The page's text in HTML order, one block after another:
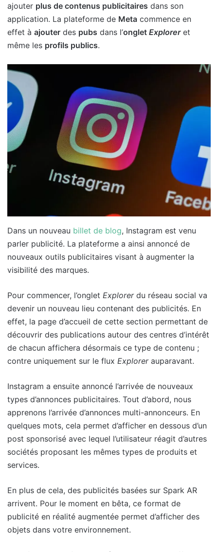
ajouter plus de contenus publicitaires dans son
application. La plateforme de Meta commence en
effet à ajouter des pubs dans l’onglet Exploreret
même les profils publics.
Dans un nouveau billet de blog, Instagram est venu
parler publicité. La plateforme a ainsi annoncé de
nouveaux outils publicitaires visant à augmenter la
visibilité des marques.
Pour commencer, l’onglet Explorerdu réseau social va
devenir un nouveau lieu contenant des publicités. En
effet, la page d’accueil de cette section permettant de
découvrir des publications autour des centres d’intérêt
de chacun affichera désormais ce type de contenu ;
contre uniquement sur le flux Explorerauparavant.
Instagram a ensuite annoncé l’arrivée de nouveaux
types d’annonces publicitaires. Tout d’abord, nous
apprenons l’arrivée d’annonces multi-annonceurs. En
quelques mots, cela permet d’afficher en dessous d’un
post sponsorisé avec lequel l’utilisateur réagit d’autres
sociétés proposant les mêmes types de produits et
services.
En plus de cela, des publicités basées sur Spark AR
arrivent. Pour le moment en bêta, ce format de
publicité en réalité augmentée permet d’afficher des
objets dans votre environnement.